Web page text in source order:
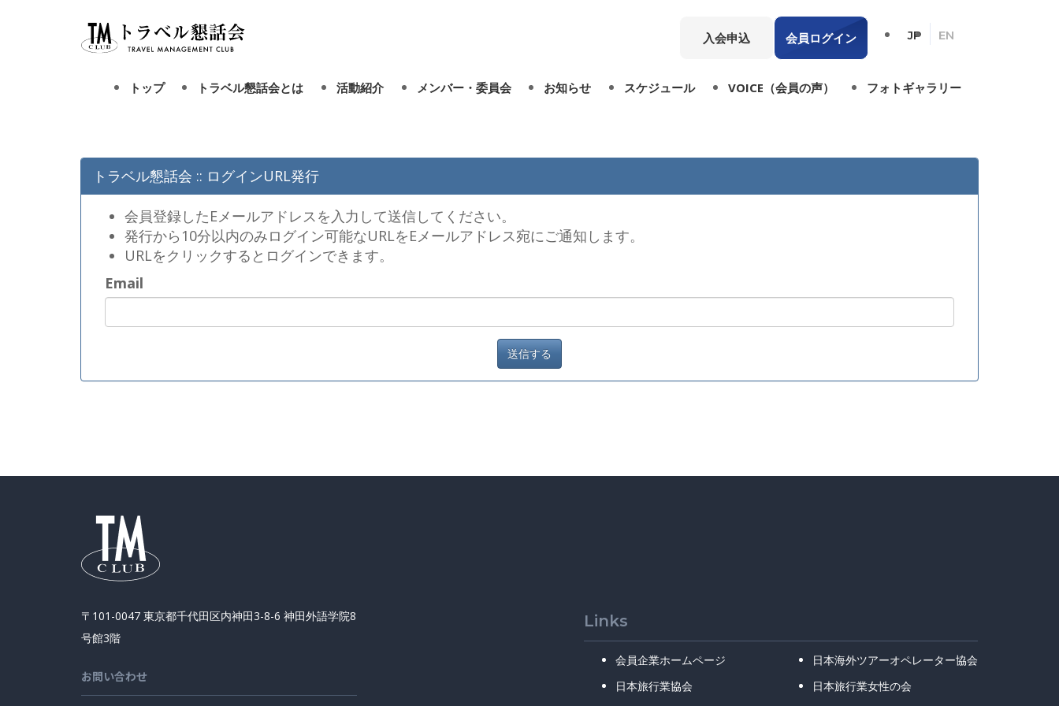
入会申込 会員ログイン JP EN
トップ トラベル懇話会とは
会長挨拶
定款
会費等
活動紹介 メンバー・委員会
委員会
お知らせ スケジュール VOICE（会員の声） フォトギャラリー
トラベル懇話会 :: ログインURL発行
会員登録したEメールアドレスを入力して送信してください。
発行から10分以内のみログイン可能なURLをEメールアドレス宛にご通知します。
URLをクリックするとログインできます。
Email
〒101-0047 東京都千代田区内神田3-8-6 神田外語学院8
号館3階
お問い合わせ
Links
会員企業ホームページ
日本旅行業協会
日本海外ツアーオペレーター協会
日本旅行業女性の会